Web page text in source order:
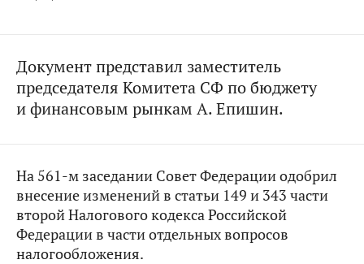
Документ представил заместитель
председателя Комитета СФ по бюджету
и финансовым рынкам А. Епишин.
На 561-м заседании Совет Федерации одобрил
внесение изменений в статьи 149 и 343 части
второй Налогового кодекса Российской
Федерации в части отдельных вопросов
налогообложения.